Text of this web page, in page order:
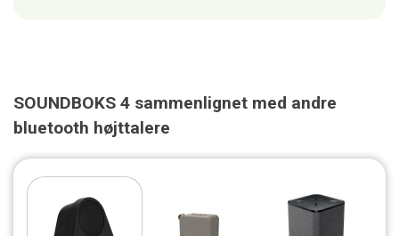
SOUNDBOKS 4 sammenlignet med andre
bluetooth højttalere